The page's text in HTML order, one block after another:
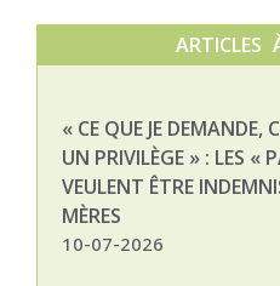
ARTICLES
« CE QUE JE DEMANDE,
UN PRIVILÈGE » : LES «
VEULENT ÊTRE
MÈRES
10-07-2026